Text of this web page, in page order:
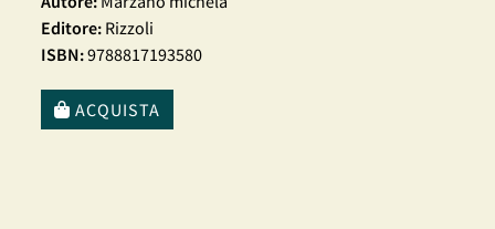
Editore: Rizzoli
ISBN:9788817193580
ACQUISTA